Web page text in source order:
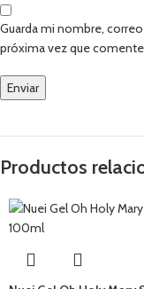
Guarda mi nombre,
próxima vez que
Productos